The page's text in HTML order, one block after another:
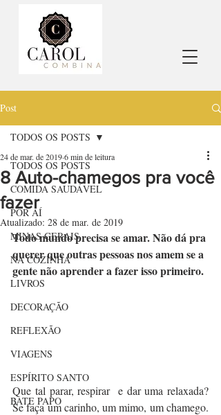
Post
TODOS OS POSTS
COMIDA SAUDÁVEL
POR AÍ
MINAS GERAIS
NA COZINHA
LIVROS
DECORAÇÃO
REFLEXÃO
VIAGENS
ESPÍRITO SANTO
BATE PAPO
TODOS OS POSTS
8 Auto-chamegos pra você
fazer
24 de mar. de 20196 min de leitura
Atualizado: 28 de mar. de 2019
Todo mundo precisa se amar. Não dá pra
querer que outras pessoas nos amem se a
gente não aprender a fazer isso primeiro.
Que tal parar, respirar  e dar uma relaxada?
Se faça um carinho, um mimo, um chamego.